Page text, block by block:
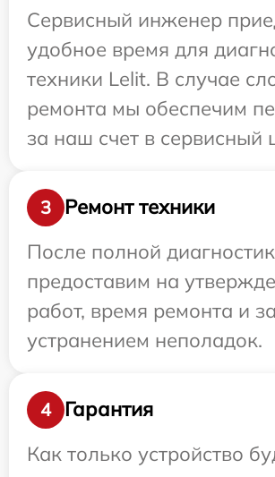
Сервисный инженер
удобное время для
техники Lelit. В случае
ремонта мы обеспечим
за наш счет в сервисный
3
Ремонт техники
После полной
предоставим на
работ, время ремонта и
устранением неполадок.
4
Гарантия
Как только устройство